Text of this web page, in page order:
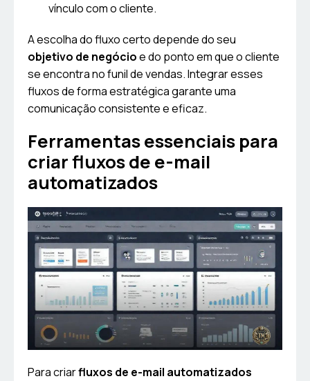
vínculo com o cliente.
A escolha do fluxo certo depende do seu
objetivo de negócioe do ponto em que o cliente
se encontra no funil de vendas. Integrar esses
fluxos de forma estratégica garante uma
comunicação consistente e eficaz.
Ferramentas essenciais para
criar fluxos de e-mail
automatizados
Para criarfluxos de e-mail automatizados